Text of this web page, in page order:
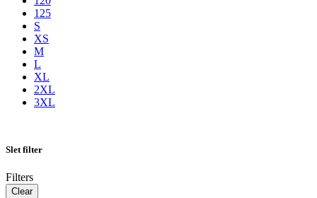
125
S
XS
M
L
XL
2XL
3XL
Slet filter
Filters
Clear